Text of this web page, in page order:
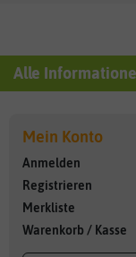
Alle
Mein Konto
Anmelden
Registrieren
Merkliste
Warenkorb / Kasse